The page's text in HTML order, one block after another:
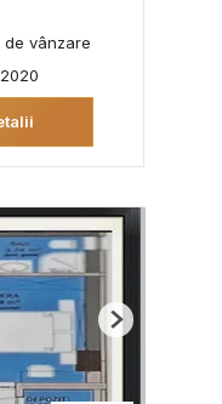
vânzare
2020
Next